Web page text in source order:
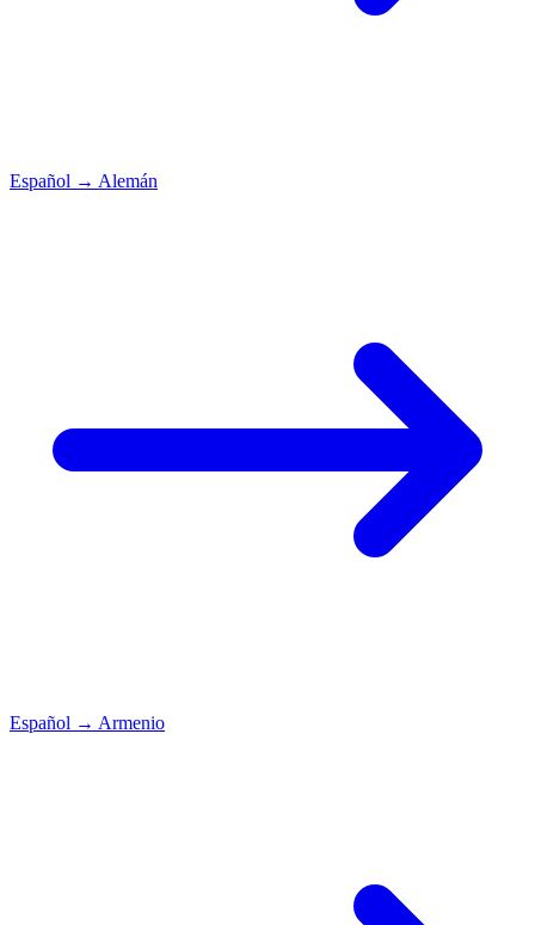
Español → Alemán
Español → Armenio